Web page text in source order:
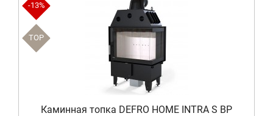
-13%
TOP
Каминная топка DEFRO HOME INTRA S BP